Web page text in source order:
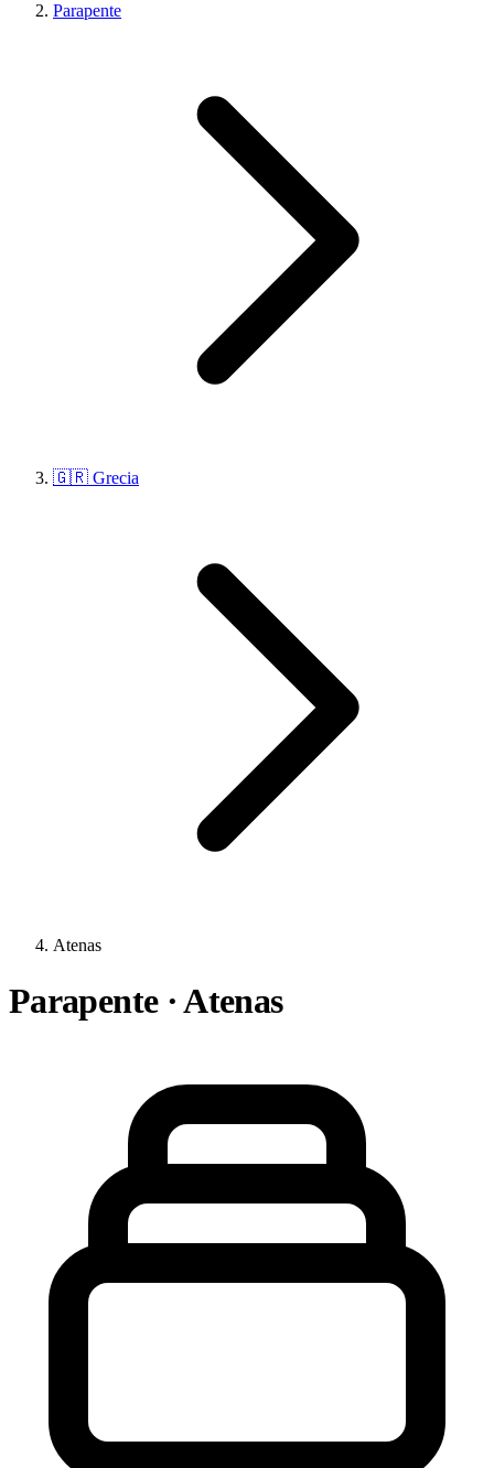
Parapente
🇬🇷 Grecia
Atenas
Parapente · Atenas